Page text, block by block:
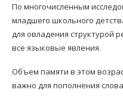
По многочисленным
младшего школьного
для овладения структурой
все языковые явления.
Объем памяти в этом
важно для пополнения